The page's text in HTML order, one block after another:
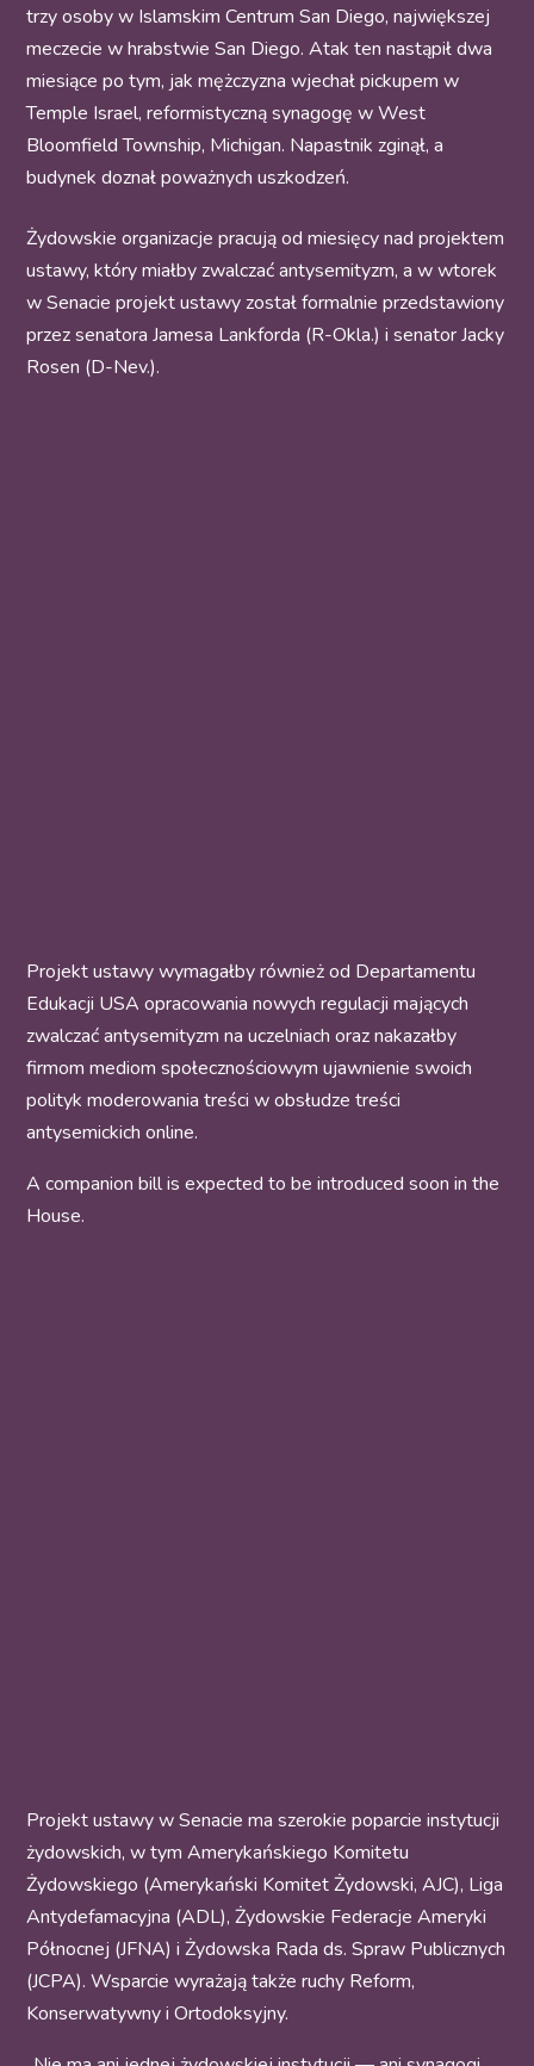
trzy osoby w Islamskim Centrum San Diego, największej
meczecie w hrabstwie San Diego. Atak ten nastąpił dwa
miesiące po tym, jak mężczyzna wjechał pickupem w
Temple Israel, reformistyczną synagogę w West
Bloomfield Township, Michigan. Napastnik zginął, a
budynek doznał poważnych uszkodzeń.
Żydowskie organizacje pracują od miesięcy nad projektem
ustawy, który miałby zwalczać antysemityzm, a w wtorek
w Senacie projekt ustawy został formalnie przedstawiony
przez senatora Jamesa Lankforda (R-Okla.) i senator Jacky
Rosen (D-Nev.).
Projekt ustawy wymagałby również od Departamentu
Edukacji USA opracowania nowych regulacji mających
zwalczać antysemityzm na uczelniach oraz nakazałby
firmom mediom społecznościowym ujawnienie swoich
polityk moderowania treści w obsłudze treści
antysemickich online.
A companion bill is expected to be introduced soon in the
House.
Projekt ustawy w Senacie ma szerokie poparcie instytucji
żydowskich, w tym Amerykańskiego Komitetu
Żydowskiego (Amerykański Komitet Żydowski, AJC), Liga
Antydefamacyjna (ADL), Żydowskie Federacje Ameryki
Północnej (JFNA) i Żydowska Rada ds. Spraw Publicznych
(JCPA). Wsparcie wyrażają także ruchy Reform,
Konserwatywny i Ortodoksyjny.